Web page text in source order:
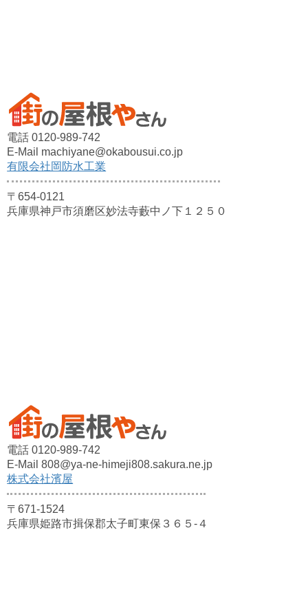
電話 0120-989-742
E-Mail machiyane@okabousui.co.jp
有限会社岡防水工業
〒654-0121
兵庫県神戸市須磨区妙法寺藪中ノ下１２５０
電話 0120-989-742
E-Mail 808@ya-ne-himeji808.sakura.ne.jp
株式会社濱屋
〒671-1524
兵庫県姫路市揖保郡太子町東保３６５-４